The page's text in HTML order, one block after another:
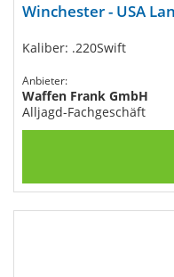
Winchester - USA
Kaliber: .220Swift
Anbieter:
Waffen Frank GmbH
Alljagd-Fachgeschäft